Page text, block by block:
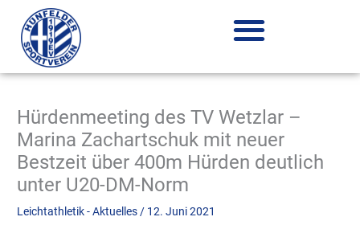
Inhalt
springen
Hürdenmeeting des TV Wetzlar –
Marina Zachartschuk mit neuer
Bestzeit über 400m Hürden deutlich
unter U20-DM-Norm
Leichtathletik - Aktuelles / 12. Juni 2021